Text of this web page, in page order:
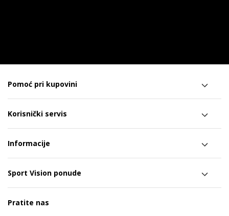
Pomoć pri kupovini
Korisnički servis
Informacije
Sport Vision ponude
Pratite nas